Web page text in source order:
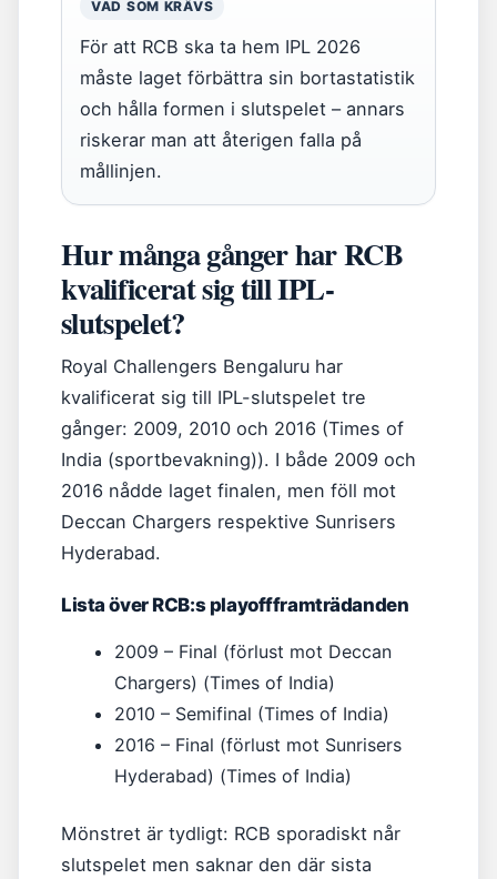
VAD SOM KRÄVS
För att RCB ska ta hem IPL 2026
måste laget förbättra sin bortastatistik
och hålla formen i slutspelet – annars
riskerar man att återigen falla på
mållinjen.
Hur många gånger har RCB
kvalificerat sig till IPL-
slutspelet?
Royal Challengers Bengaluru har
kvalificerat sig till IPL-slutspelet tre
gånger: 2009, 2010 och 2016 (Times of
India (sportbevakning)). I både 2009 och
2016 nådde laget finalen, men föll mot
Deccan Chargers respektive Sunrisers
Hyderabad.
Lista över RCB:s playoffframträdanden
2009 – Final (förlust mot Deccan
Chargers) (Times of India)
2010 – Semifinal (Times of India)
2016 – Final (förlust mot Sunrisers
Hyderabad) (Times of India)
Mönstret är tydligt: RCB sporadiskt når
slutspelet men saknar den där sista